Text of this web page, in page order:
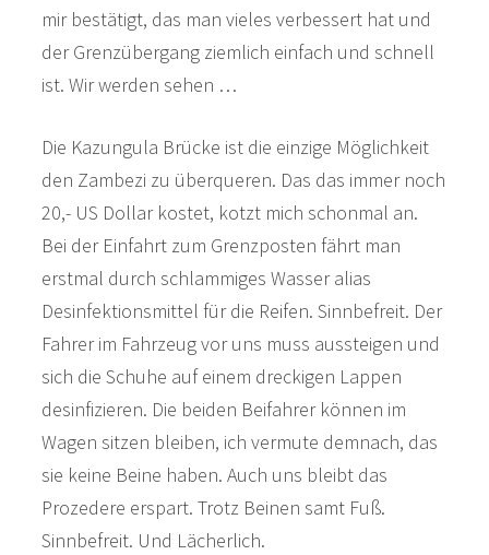
mir bestätigt, das man vieles verbessert hat und
der Grenzübergang ziemlich einfach und schnell
ist. Wir werden sehen …
Die Kazungula Brücke ist die einzige Möglichkeit
den Zambezi zu überqueren. Das das immer noch
20,- US Dollar kostet, kotzt mich schonmal an.
Bei der Einfahrt zum Grenzposten fährt man
erstmal durch schlammiges Wasser alias
Desinfektionsmittel für die Reifen. Sinnbefreit. Der
Fahrer im Fahrzeug vor uns muss aussteigen und
sich die Schuhe auf einem dreckigen Lappen
desinfizieren. Die beiden Beifahrer können im
Wagen sitzen bleiben, ich vermute demnach, das
sie keine Beine haben. Auch uns bleibt das
Prozedere erspart. Trotz Beinen samt Fuß.
Sinnbefreit. Und Lächerlich.